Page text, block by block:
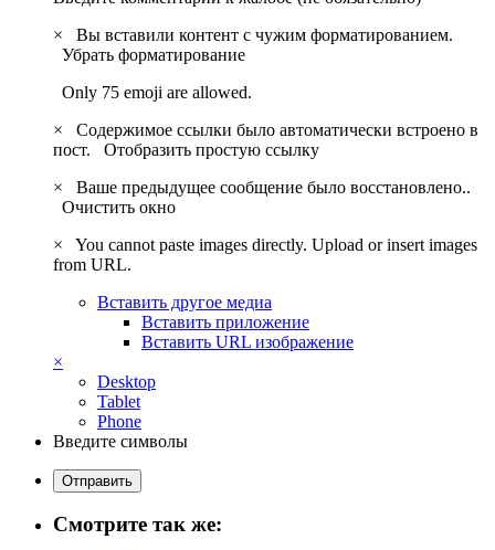
×
Вы вставили контент с чужим форматированием.
Убрать форматирование
Only 75 emoji are allowed.
×
Содержимое ссылки было автоматически встроено в
пост. Отобразить простую ссылку
×
Ваше предыдущее сообщение было восстановлено..
Очистить окно
×
You cannot paste images directly. Upload or insert images
from URL.
Вставить другое медиа
Вставить приложение
Вставить URL изображение
×
Desktop
Tablet
Phone
Введите символы
Отправить
Смотрите так же: